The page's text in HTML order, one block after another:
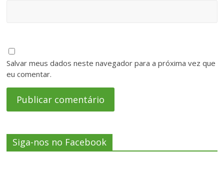
Salvar meus dados neste navegador para a próxima vez que
eu comentar.
Siga-nos no Facebook